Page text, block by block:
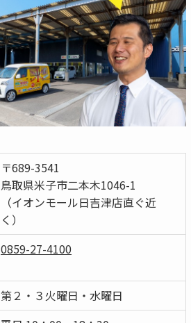
〒689-3541
鳥取県米子市二本木1046-1
（イオンモール日吉津店直ぐ近
く）
0859-27-4100
第２・３火曜日・水曜日